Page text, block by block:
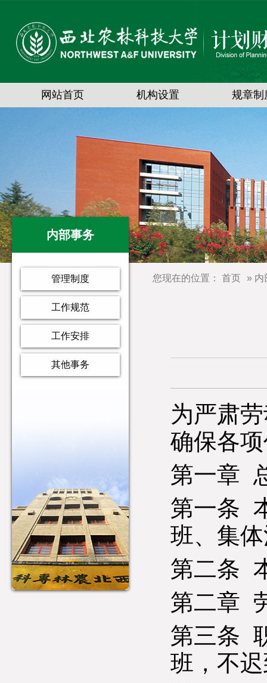
网站首页 机构设置 规章制
内部事务
管理制度
工作规范
工作安排
其他事务
您现在的位置： 首页 » 内
为严肃
确保各
第一章
第一条
班、集
第二条
第二章
第三条
班，不